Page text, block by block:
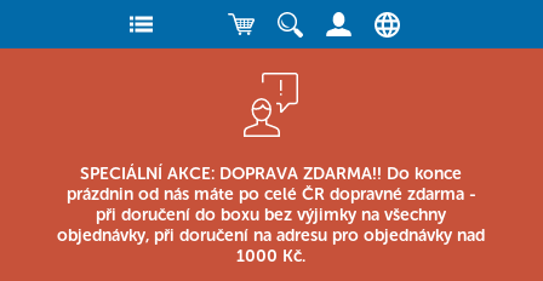
SPECIÁLNÍ AKCE: DOPRAVA ZDARMA!! Do konce
prázdnin od nás máte po celé ČR dopravné zdarma -
při doručení do boxu bez výjimky na všechny
objednávky, při doručení na adresu pro objednávky nad
1000 Kč.